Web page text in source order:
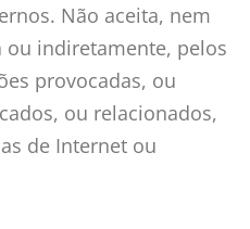
Não aceita, nem
ou indiretamente, pelos
provocadas, ou
ou relacionados,
de Internet ou